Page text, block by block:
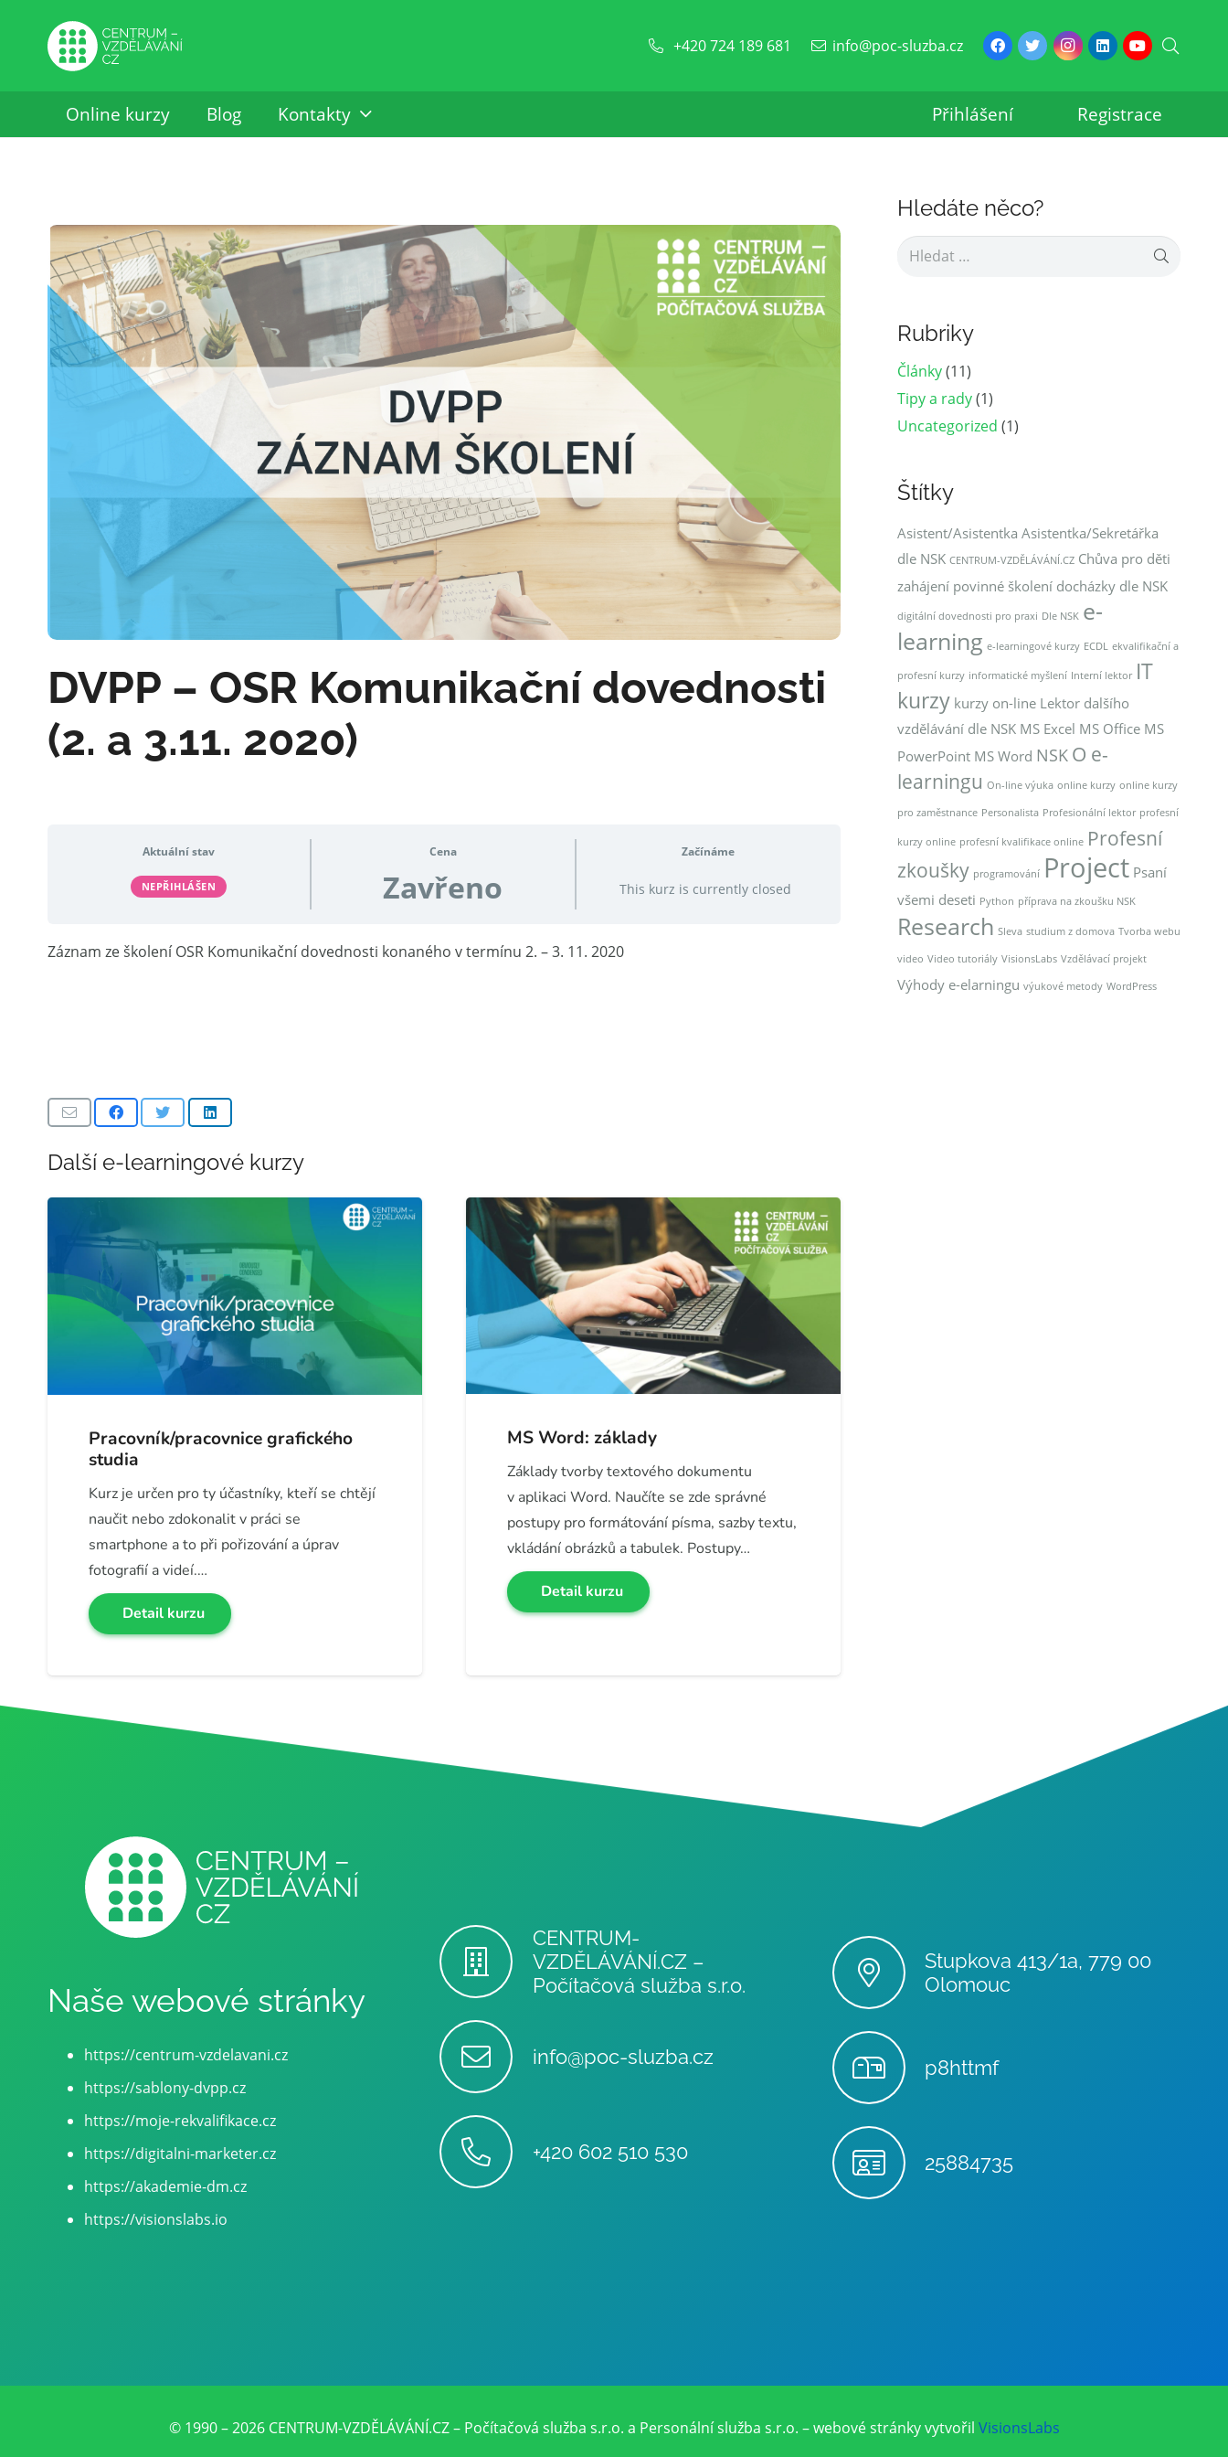
+420 724 189 681 info@poc-sluzba.cz
Online kurzy Blog Kontakty Přihlášení Registrace
DVPP – OSR Komunikační dovednosti
(2. a 3.11. 2020)
Aktuální stav
NEPŘIHLÁŠEN
Cena
Zavřeno
Začínáme
This kurz is currently closed
Záznam ze školení OSR Komunikační dovednosti konaného v termínu 2. – 3. 11. 2020
Další e-learningové kurzy
Pracovník/pracovnice grafického
studia
Kurz je určen pro ty účastníky, kteří se chtějí
naučit nebo zdokonalit v práci se
smartphone a to při pořizování a úprav
fotografií a videí.…
Detail kurzu
MS Word: základy
Základy tvorby textového dokumentu
v aplikaci Word. Naučíte se zde správné
postupy pro formátování písma, sazby textu,
vkládání obrázků a tabulek. Postupy…
Detail kurzu
Hledáte něco?
Vyhledávání
Rubriky
Články(11)
Tipy a rady(1)
Uncategorized (1)
Štítky
Asistent/Asistentka Asistentka/Sekretářka
dle NSK CENTRUM-VZDĚLÁVÁNÍ.CZ Chůva pro děti
zahájení povinné školení docházky dle NSK
digitální dovednosti pro praxi Dle NSK e-
learning e-learningové kurzy ECDL ekvalifikační a
profesní kurzy informatické myšlení Interní lektor IT
kurzy kurzy on-line Lektor dalšího
vzdělávání dle NSK MS Excel MS Office MS
PowerPoint MS Word NSK O e-
learningu On-line výuka online kurzy online kurzy
pro zaměstnance Personalista Profesionální lektor profesní
kurzy online profesní kvalifikace online Profesní
zkoušky programování Project Psaní
všemi deseti Python příprava na zkoušku NSK
Research Sleva studium z domova Tvorba webu
video Video tutoriály VisionsLabs Vzdělávací projekt
Výhody e-elarningu výukové metody WordPress
Naše webové stránky
https://centrum-vzdelavani.cz
https://sablony-dvpp.cz
https://moje-rekvalifikace.cz
https://digitalni-marketer.cz
https://akademie-dm.cz
https://visionslabs.io
CENTRUM-
VZDĚLÁVÁNÍ.CZ –
Počítačová služba s.r.o.
info@poc-sluzba.cz
+420 602 510 530
Stupkova 413/1a, 779 00
Olomouc
p8httmf
25884735
© 1990 – 2026 CENTRUM-VZDĚLÁVÁNÍ.CZ – Počítačová služba s.r.o. a Personální služba s.r.o. – webové stránky vytvořil VisionsLabs